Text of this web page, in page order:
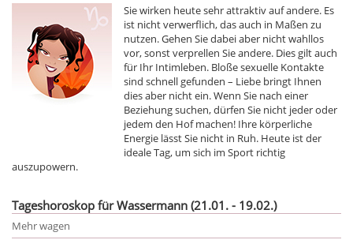
Sie wirken heute sehr attraktiv auf andere. Es
ist nicht verwerflich, das auch in Maßen zu
nutzen. Gehen Sie dabei aber nicht wahllos
vor, sonst verprellen Sie andere. Dies gilt auch
für Ihr Intimleben. Bloße sexuelle Kontakte
sind schnell gefunden – Liebe bringt Ihnen
dies aber nicht ein. Wenn Sie nach einer
Beziehung suchen, dürfen Sie nicht jeder oder
jedem den Hof machen! Ihre körperliche
Energie lässt Sie nicht in Ruh. Heute ist der
ideale Tag, um sich im Sport richtig
auszupowern.
Tageshoroskop für Wassermann (21.01. - 19.02.)
Mehr wagen